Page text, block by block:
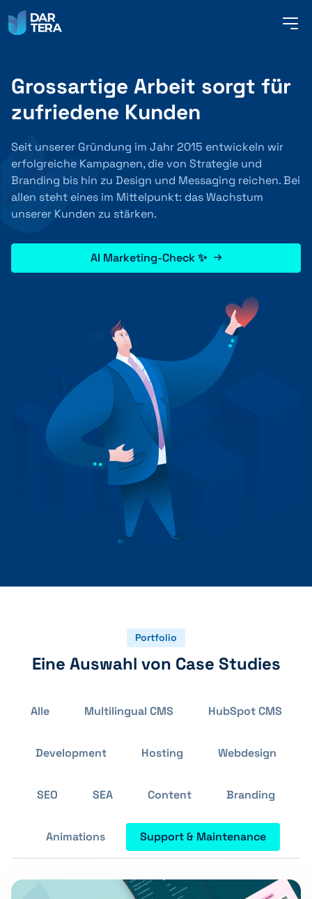
SERVICES
REFERENZEN
ÜBER UNS
+41 31 552 00 72
Nachricht senden 💌
Grossartige Arbeit sorgt für
zufriedene Kunden
Seit unserer Gründung im Jahr 2015 entwickeln wir
erfolgreiche Kampagnen, die von Strategie und
Branding bis hin zu Design und Messaging reichen. Bei
allen steht eines im Mittelpunkt: das Wachstum
unserer Kunden zu stärken.
AI Marketing-Check ✨
Portfolio
Eine Auswahl von Case Studies
Alle Multilingual CMS HubSpot CMS
Development Hosting Webdesign
SEO SEA Content Branding
Animations Support & Maintenance